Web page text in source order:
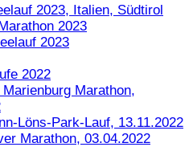
2023, Italien, Südtirol
2023
2023
2022
Marathon,
Löns-Park-Lauf, 13.11.2022
Marathon, 03.04.2022